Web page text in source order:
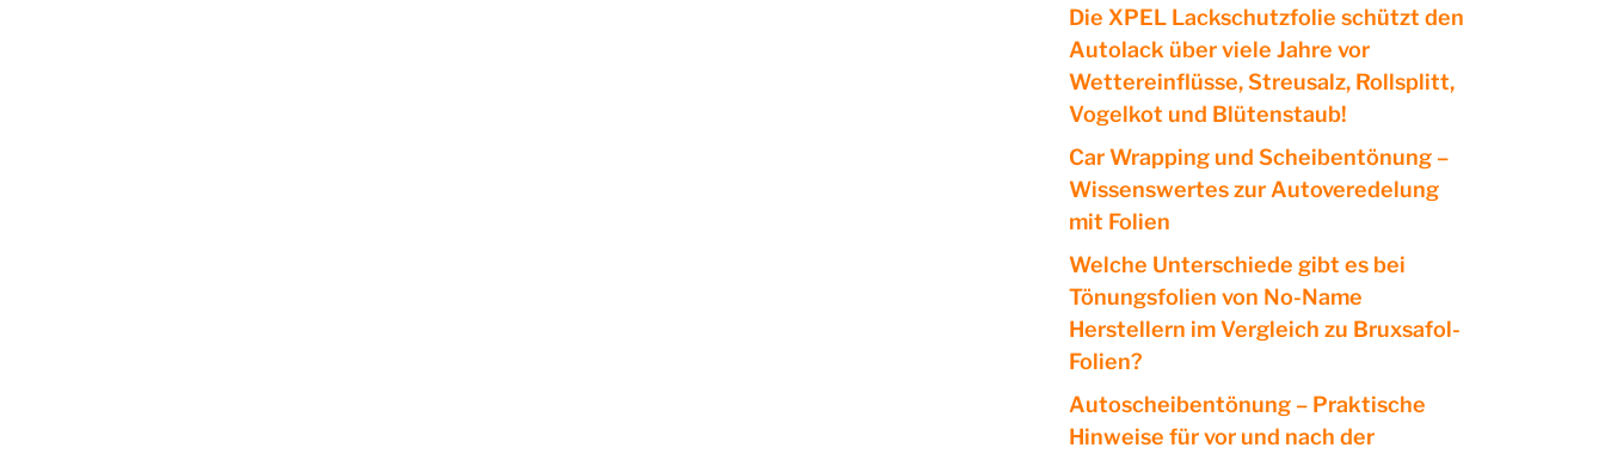
Die XPEL Lackschutzfolie schützt den
Autolack über viele Jahre vor
Wettereinflüsse, Streusalz, Rollsplitt,
Vogelkot und Blütenstaub!
Car Wrapping und Scheibentönung –
Wissenswertes zur Autoveredelung
mit Folien
Welche Unterschiede gibt es bei
Tönungsfolien von No-Name
Herstellern im Vergleich zu Bruxsafol-
Folien?
Autoscheibentönung – Praktische
Hinweise für vor und nach der